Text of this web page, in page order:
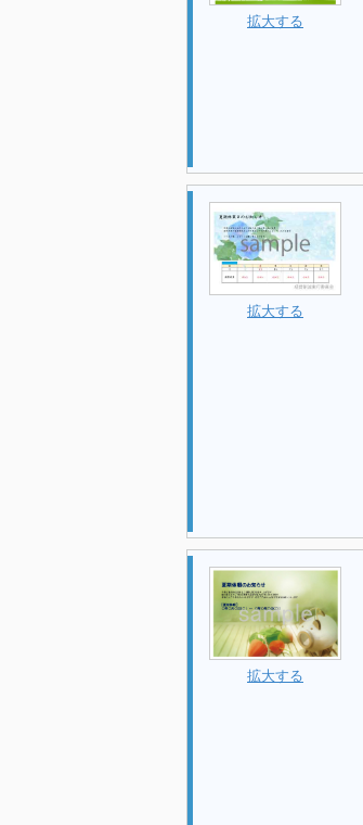
拡大する
拡大する
拡大する